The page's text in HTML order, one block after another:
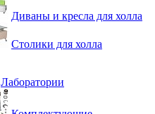
Диваны и кресла для холла
Столики для холла
Лаборатории